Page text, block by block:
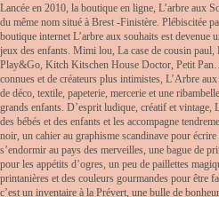
Lancée en 2010, la boutique en ligne, L’arbre aux
du même nom situé à Brest -Finistère. Plébiscitée
boutique internet L’arbre aux souhaits est devenue
jeux des enfants. Mimi lou, La case de cousin
Play&Go, Kitch Kitschen House Doctor, Petit
connues et de créateurs plus intimistes, L’Arbre
de déco, textile, papeterie, mercerie et une
grands enfants. D’esprit ludique, créatif et vintage,
des bébés et des enfants et les accompagne
noir, un cahier au graphisme scandinave pour
s’endormir au pays des merveilles, une bague de
pour les appétits d’ogres, un peu de paillettes
printanières et des couleurs gourmandes pour être
c’est un inventaire à la Prévert, une bulle de